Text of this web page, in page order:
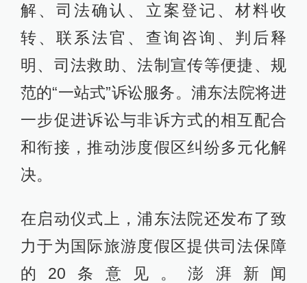
解、司法确认、立案登记、材料收
转、联系法官、查询咨询、判后释
明、司法救助、法制宣传等便捷、规
范的“一站式”诉讼服务。浦东法院将进
一步促进诉讼与非诉方式的相互配合
和衔接，推动涉度假区纠纷多元化解
决。
在启动仪式上，浦东法院还发布了致
力于为国际旅游度假区提供司法保障
的20条意见。澎湃新闻